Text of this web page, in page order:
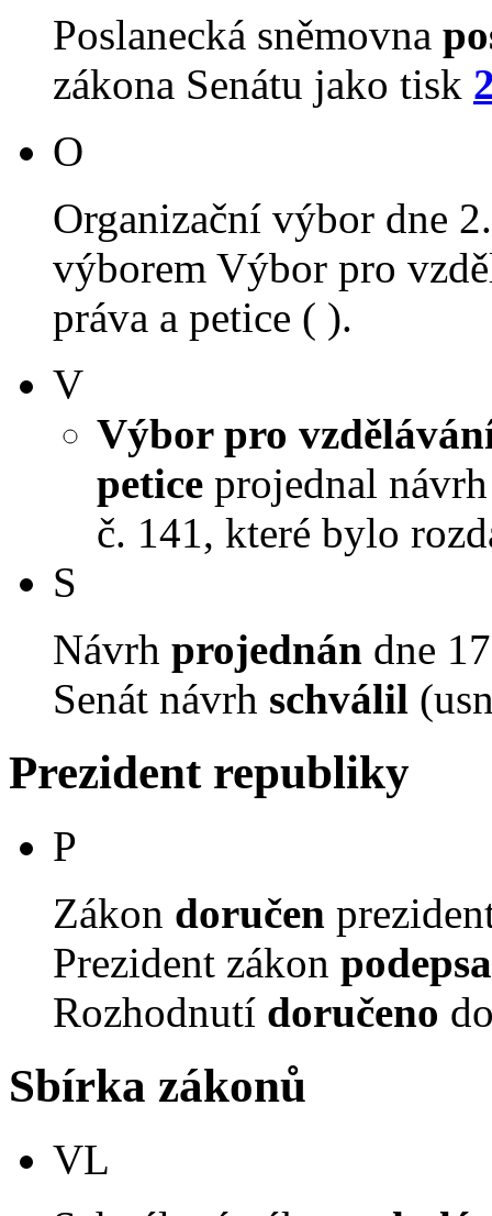
Poslanecká sněmovna
zákona Senátu jako tisk
O
Organizační výbor dne
výborem Výbor pro
práva a petice ( ).
V
Výbor pro
petice projednal
č. 141, které bylo
S
Návrh projednán dne
Senát návrh schválil
Prezident republiky
P
Zákon doručen
Prezident zákon
Rozhodnutí doručeno
Sbírka zákonů
VL